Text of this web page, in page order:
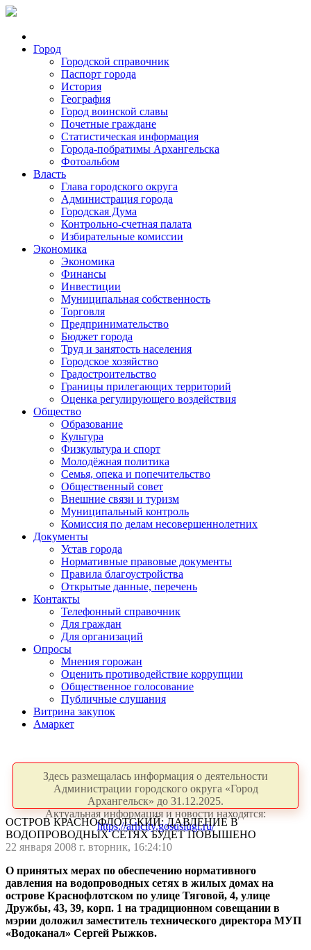
Город
Городской справочник
Паспорт города
История
География
Город воинской славы
Почетные граждане
Статистическая информация
Города-побратимы Архангельска
Фотоальбом
Власть
Глава городского округа
Администрация города
Городская Дума
Контрольно-счетная палата
Избирательные комиссии
Экономика
Экономика
Финансы
Инвестиции
Муниципальная собственность
Торговля
Предпринимательство
Бюджет города
Труд и занятость населения
Городское хозяйство
Градостроительство
Границы прилегающих территорий
Оценка регулирующего воздействия
Общество
Образование
Культура
Физкультура и спорт
Молодёжная политика
Семья, опека и попечительство
Общественный совет
Внешние связи и туризм
Муниципальный контроль
Комиссия по делам несовершеннолетних
Документы
Устав города
Нормативные правовые документы
Правила благоустройства
Открытые данные, перечень
Контакты
Телефонный справочник
Для граждан
Для организаций
Опросы
Мнения горожан
Оценить противодействие коррупции
Общественное голосование
Публичные слушания
Витрина закупок
Амаркет
Здесь размещалась информация о деятельности
Администрации городского округа «Город
Архангельск» до 31.12.2025.
Актуальная информация и новости находятся:
https://arhcity.gosuslugi.ru/
ОСТРОВ КРАСНОФЛОТСКИЙ: ДАВЛЕНИЕ В
ВОДОПРОВОДНЫХ СЕТЯХ БУДЕТ ПОВЫШЕНО
22 января 2008 г. вторник, 16:24:10
О принятых мерах по обеспечению нормативного
давления на водопроводных сетях в жилых домах на
острове Краснофлотском по улице Тяговой, 4, улице
Дружбы, 43, 39, корп. 1 на традиционном совещании в
мэрии доложил заместитель технического директора МУП
«Водоканал» Сергей Рыжков.